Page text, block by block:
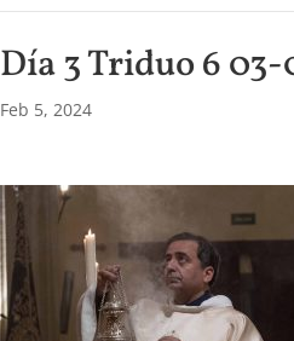
Día 3 Triduo 6
Feb 5, 2024